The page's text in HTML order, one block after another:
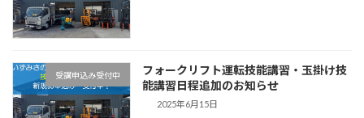
受講申込み受付中
フォークリフト運転技能講習・玉掛け技
能講習日程追加のお知らせ
2025年6月15日